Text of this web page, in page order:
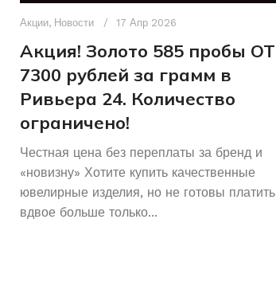
Акции, Новости 17 Апр 2026
Акция! Золото 585 пробы ОТ
7300 рублей за грамм в
Ривьера 24. Количество
ограничено!
Честная цена без переплаты за бренд и
«новизну» Хотите купить качественные
ювелирные изделия, но не готовы платить
вдвое больше только...